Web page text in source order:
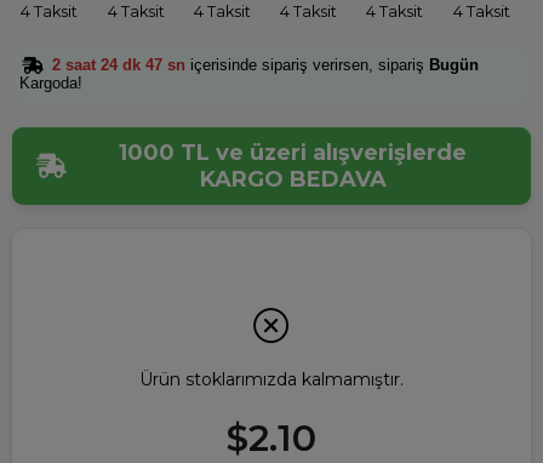
4 Taksit 4 Taksit 4 Taksit 4 Taksit 4 Taksit 4 Taksit
2 saat 24 dk 47 sn içerisinde sipariş verirsen, sipariş Bugün
Kargoda!
1000 TL ve üzeri alışverişlerde
KARGO BEDAVA
Ürün stoklarımızda kalmamıştır.
$2.10